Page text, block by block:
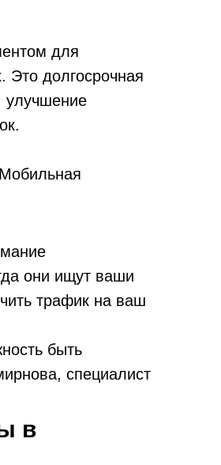
для
Это долгосрочная
улучшение
они ищут ваши
трафик на ваш
быть
специалист
в